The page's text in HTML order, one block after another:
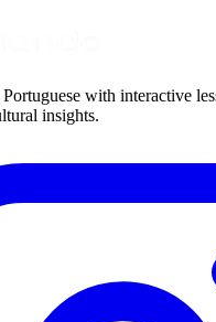
with interactive
insights.